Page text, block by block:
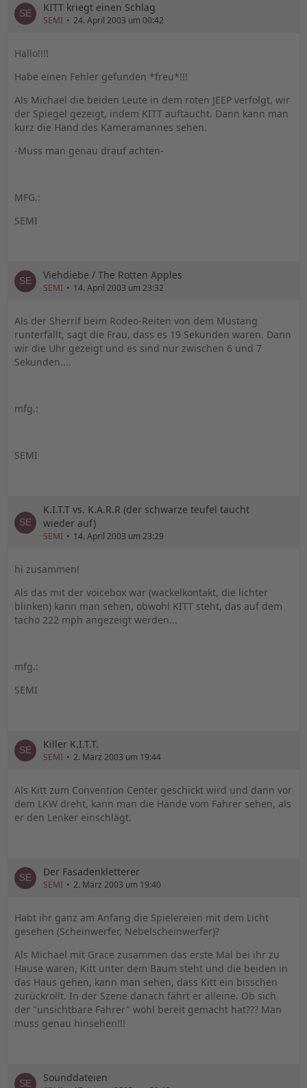
KITT kriegt einen Schlag
SEMI 24. April 2003 um 00:42
Hallo!!!!
Habe einen Fehler gefunden *freu*!!!
Als Michael die beiden Leute in dem roten JEEP verfolgt, wir
der Spiegel gezeigt, indem KITT auftaucht. Dann kann man
kurz die Hand des Kameramannes sehen.
-Muss man genau drauf achten-
MFG.:
SEMI
Viehdiebe / The Rotten Apples
SEMI 14. April 2003 um 23:32
Als der Sherrif beim Rodeo-Reiten von dem Mustang
runterfällt, sagt die Frau, dass es 19 Sekunden waren. Dann
wir die Uhr gezeigt und es sind nur zwischen 6 und 7
Sekunden....
mfg.:
SEMI
K.I.T.T vs. K.A.R.R (der schwarze teufel taucht
wieder auf)
SEMI 14. April 2003 um 23:29
hi zusammen!
Als das mit der voicebox war (wackelkontakt, die lichter
blinken) kann man sehen, obwohl KITT steht, das auf dem
tacho 222 mph angezeigt werden...
mfg.:
SEMI
Killer K.I.T.T.
SEMI 2. März 2003 um 19:44
Als Kitt zum Convention Center geschickt wird und dann vor
dem LKW dreht, kann man die Hände vom Fahrer sehen, als
er den Lenker einschlägt.
Der Fasadenkletterer
SEMI 2. März 2003 um 19:40
Habt ihr ganz am Anfang die Spielereien mit dem Licht
gesehen (Scheinwerfer, Nebelscheinwerfer)?
Als Michael mit Grace zusammen das erste Mal bei ihr zu
Hause waren, Kitt unter dem Baum steht und die beiden in
das Haus gehen, kann man sehen, dass Kitt ein bisschen
zurückrollt. In der Szene danach fährt er alleine. Ob sich
der "unsichtbare Fahrer" wohl bereit gemacht hat??? Man
muss genau hinsehen!!!
Sounddateien